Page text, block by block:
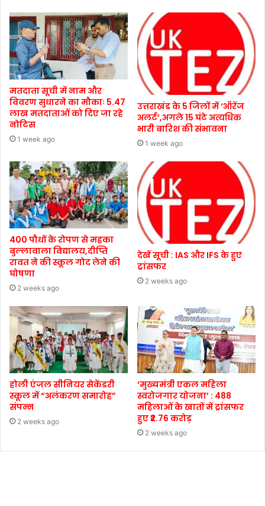
मतदाता सूची में नाम और
विवरण सुधारने का मौकाः 5.47
लाख मतदाताओं को दिए जा रहे
नोटिस
1 week ago
उत्तराखंड के 5 जिलों में ‘ऑरेंज
अलर्ट’,अगले 15 घंटे अत्यधिक
भारी बारिश की संभावना
1 week ago
400 पौधों के रोपण से महका
बुल्लावाला विद्यालय,दीप्ति
रावत ने की स्कूल गोद लेने की
घोषणा
2 weeks ago
देखें सूची : IAS और IFS के हुए
ट्रांसफर
2 weeks ago
होली एंजल सीनियर सेकेंडरी
स्कूल में “अलंकरण समारोह”
संपन्न
2 weeks ago
‘मुख्यमंत्री एकल महिला
स्वरोजगार योजना’ : 488
महिलाओं के खातों में ट्रांसफर
हुए ₹2.76 करोड़
2 weeks ago